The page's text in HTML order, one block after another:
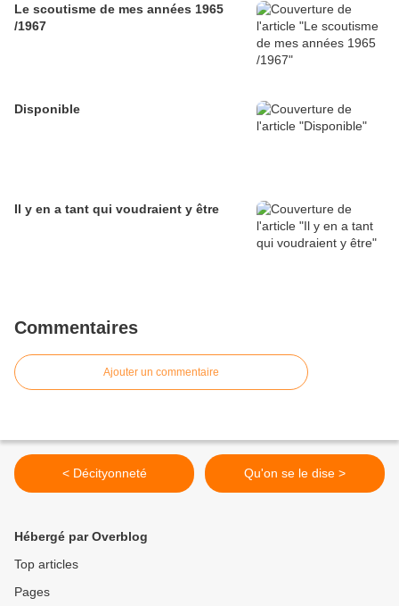
Le scoutisme de mes années 1965
/1967
Disponible
Il y en a tant qui voudraient y être
Commentaires
Ajouter un commentaire
< Décityonneté Qu'on se le dise >
Hébergé par Overblog
Top articles
Pages